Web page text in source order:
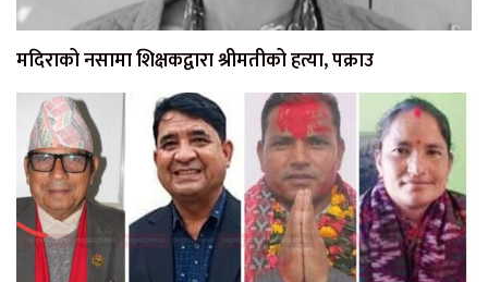
मदिराको नसामा शिक्षकद्वारा श्रीमतीको हत्या, पक्राउ